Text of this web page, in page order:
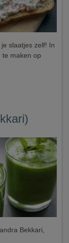
slaatjes zelf! In
te maken op
Bekkari,